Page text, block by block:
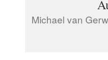
Michael van